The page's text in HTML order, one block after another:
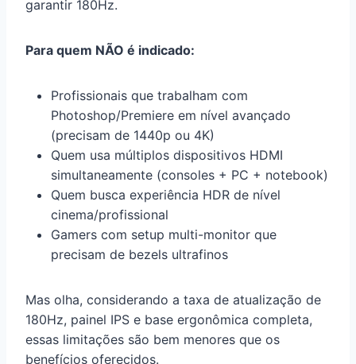
garantir 180Hz.
Para quem NÃO é indicado:
Profissionais que trabalham com
Photoshop/Premiere em nível avançado
(precisam de 1440p ou 4K)
Quem usa múltiplos dispositivos HDMI
simultaneamente (consoles + PC + notebook)
Quem busca experiência HDR de nível
cinema/profissional
Gamers com setup multi-monitor que
precisam de bezels ultrafinos
Mas olha, considerando a taxa de atualização de
180Hz, painel IPS e base ergonômica completa,
essas limitações são bem menores que os
benefícios oferecidos.